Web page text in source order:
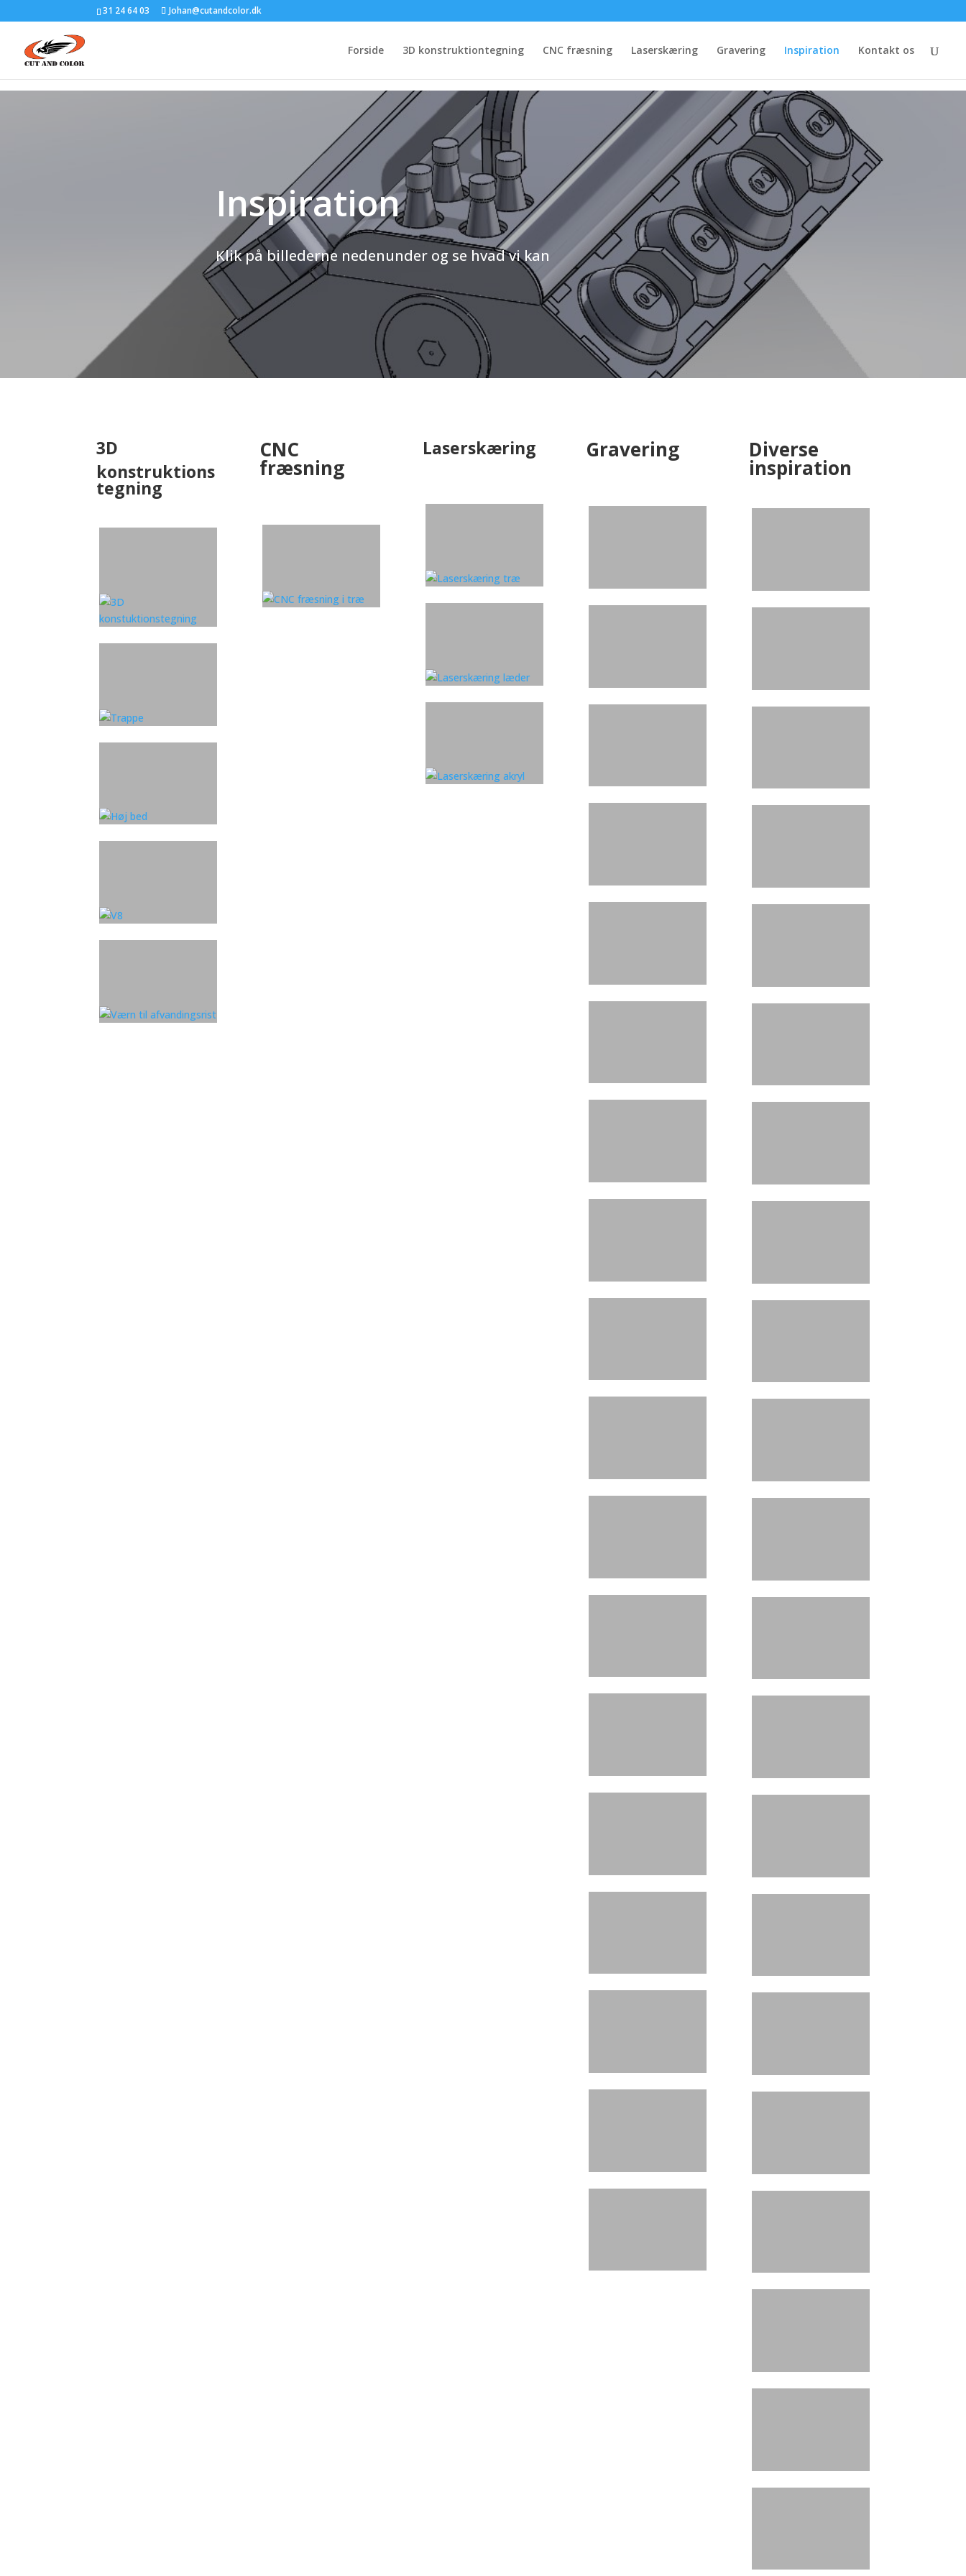
31 24 64 03 Johan@cutandcolor.dk
Forside 3D konstruktiontegning CNC fræsning Laserskæring Gravering Inspiration Kontakt os
Inspiration
Klik på billederne nedenunder og se hvad vi kan
3D
konstruktions
tegning
CNC
fræsning
Laserskæring Gravering Diverse
inspiration